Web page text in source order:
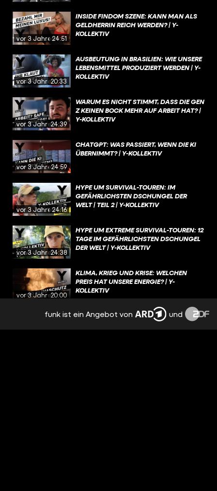
vor 3 Jahren24:51
INSIDE FINDOM SZENE: KANN MAN ALS
GELDHERRIN REICH WERDEN? | Y-
KOLLEKTIV
vor 3 Jahren20:33
AUSBEUTUNG IN BRASILIEN: WIE UNSERE
LEBENSMITTEL PRODUZIERT WERDEN | Y-
KOLLEKTIV
vor 3 Jahren24:39
WARUM ES NICHT STIMMT, DASS DIE GEN
Z KEINEN BOCK MEHR AUF ARBEIT HAT? |
Y-KOLLEKTIV
vor 3 Jahren24:59
CHATGPT: WAS PASSIERT, WENN DIE KI
ÜBERNIMMT? | Y-KOLLEKTIV
vor 3 Jahren24:16
HYPE UM SURVIVAL-TOUREN: IM
GEFÄHRLICHSTEN DSCHUNGEL DER
WELT | TEIL 2 | Y-KOLLEKTIV
vor 3 Jahren24:38
HYPE UM EXTREME SURVIVAL-TOUREN: 12
TAGE IM GEFÄHRLICHSTEN DSCHUNGEL
DER WELT | Y-KOLLEKTIV
vor 3 Jahren20:00
KLIMA, KRIEG UND KRISE: WELCHEN
PREIS HAT UNSERE ENERGIE? | Y-
KOLLEKTIV
GEFÄNGNIS & LETZTE ZUFLUCHT: VON
DER FAMILIE IN DIE PSYCHIATRIE
funk ist ein Angebot von und